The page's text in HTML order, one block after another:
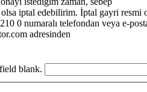
olsa iptal edebilirim. İptal gayri resmi
0 numaralı telefondan veya e-
adresinden
blank.